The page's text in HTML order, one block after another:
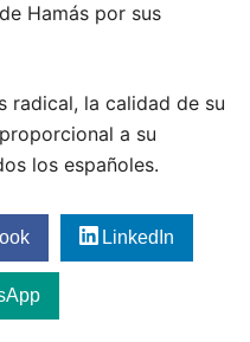
Hamás por sus
radical, la calidad de su
a su
los españoles.
LinkedIn